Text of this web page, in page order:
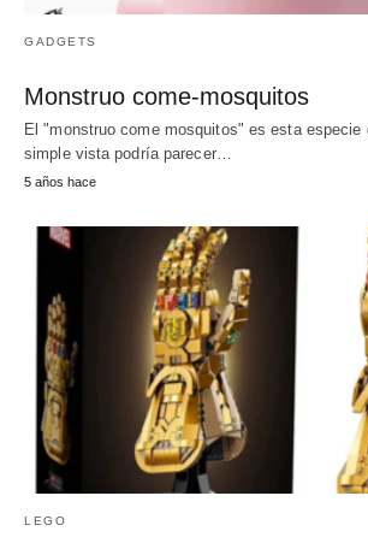
GADGETS
Monstruo come-mosquitos
El "monstruo come mosquitos" es esta especie
simple vista podría parecer…
5 años hace
LEGO